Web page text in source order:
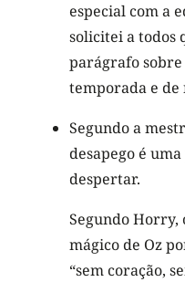
especial com a
solicitei a todos
parágrafo
temporada e de
Segundo a
desapego é
despertar.
Segundo Horry,
mágico de Oz
“sem coração,